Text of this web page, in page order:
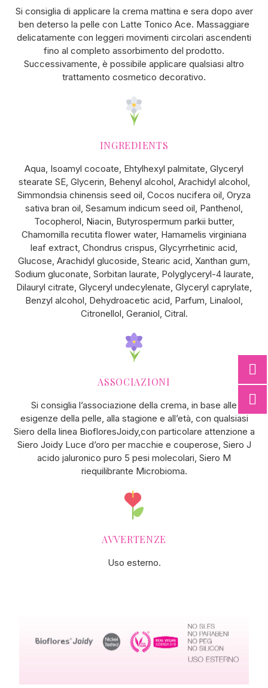
Si consiglia di applicare la crema mattina e sera dopo aver
ben deterso la pelle con Latte Tonico Ace. Massaggiare
delicatamente con leggeri movimenti circolari ascendenti
fino al completo assorbimento del prodotto.
Successivamente, è possibile applicare qualsiasi altro
trattamento cosmetico decorativo.
INGREDIENTS
Aqua, Isoamyl cocoate, Ehtylhexyl palmitate, Glyceryl
stearate SE, Glycerin, Behenyl alcohol, Arachidyl alcohol,
Simmondsia chinensis seed oil, Cocos nucifera oil, Oryza
sativa bran oil, Sesamum indicum seed oil, Panthenol,
Tocopherol, Niacin, Butyrospermum parkii butter,
Chamomilla recutita flower water, Hamamelis virginiana
leaf extract, Chondrus crispus, Glycyrrhetinic acid,
Glucose, Arachidyl glucoside, Stearic acid, Xanthan gum,
Sodium gluconate, Sorbitan laurate, Polyglyceryl-4 laurate,
Dilauryl citrate, Glyceryl undecylenate, Glyceryl caprylate,
Benzyl alcohol, Dehydroacetic acid, Parfum, Linalool,
Citronellol, Geraniol, Citral.
ASSOCIAZIONI
Si consiglia l’associazione della crema, in base alle
esigenze della pelle, alla stagione e all’età, con qualsiasi
Siero della linea BiofloresJoidy,con particolare attenzione a
Siero Joidy Luce d’oro per macchie e couperose, Siero J
acido jaluronico puro 5 pesi molecolari, Siero M
riequilibrante Microbioma.
AVVERTENZE
Uso esterno.